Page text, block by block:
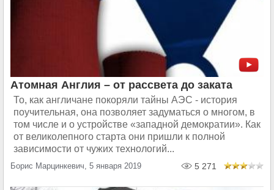
Атомная Англия – от рассвета до заката
То, как англичане покоряли тайны АЭС - история
поучительная, она позволяет задуматься о многом, в
том числе и о устройстве «западной демократии». Как
от великолепного старта они пришли к полной
зависимости от чужих технологий...
Борис Марцинкевич, 5 января 2019 5 271